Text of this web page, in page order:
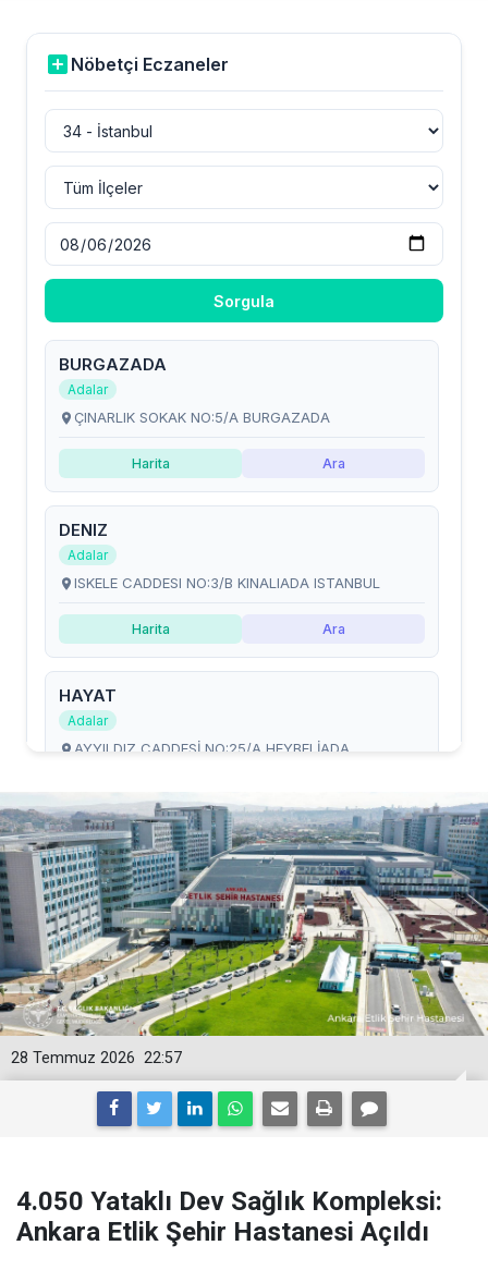
22:57
28 Temmuz 2026
4.050 Yataklı Dev Sağlık Kompleksi:
Ankara Etlik Şehir Hastanesi Açıldı